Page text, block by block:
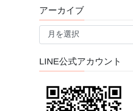
アーカイブ
ア
イ
ブ
LINE公式アカウント